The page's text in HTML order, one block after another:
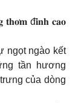
𝐭𝐡𝐨̛𝐦 đ𝐢̉𝐧𝐡 𝐜𝐚𝐨
ngọt ngào kết
tần hương
của dòng